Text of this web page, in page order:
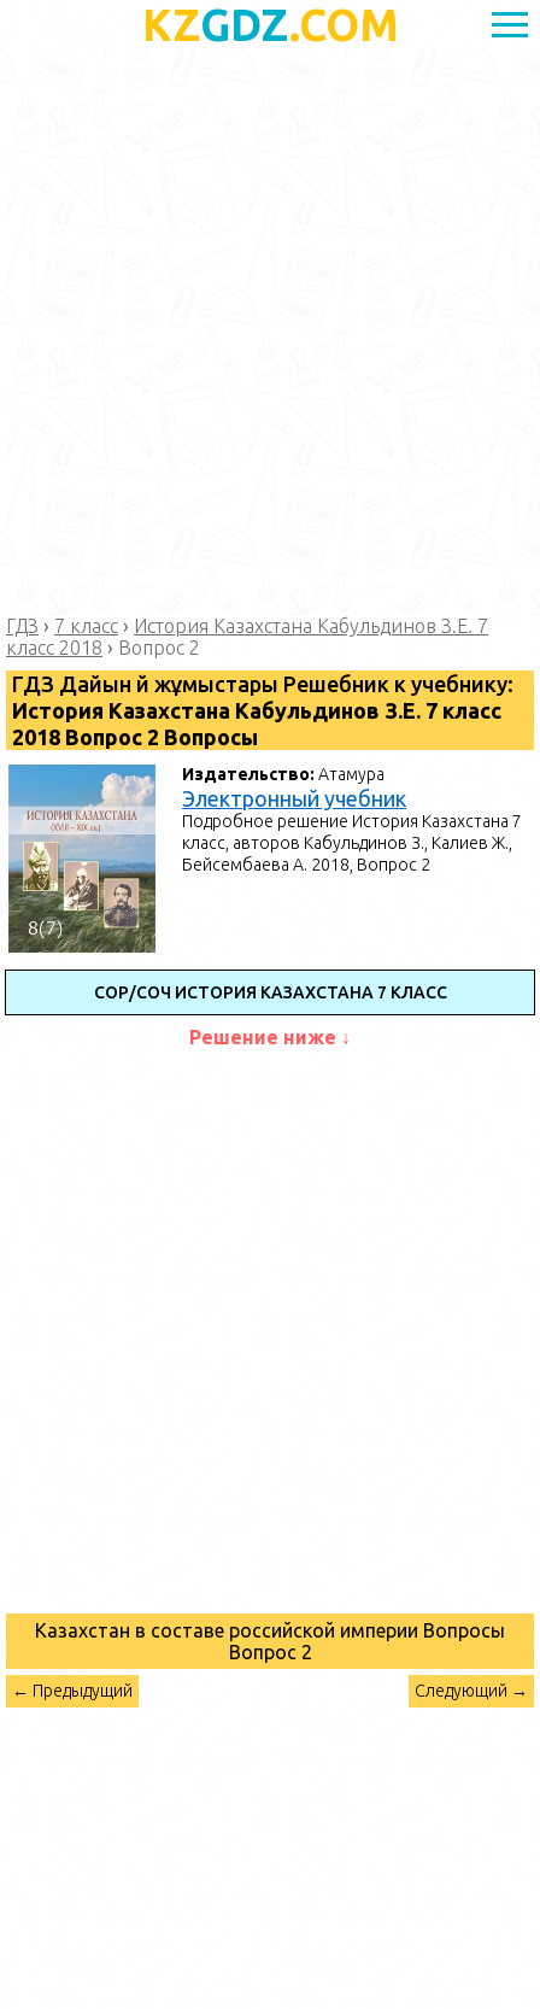
KZGDZ.COM
ГДЗ › 7 класс › История Казахстана Кабульдинов З.Е. 7
класс 2018 › Вопрос 2
ГДЗ Дайын үй жұмыстары Решебник к учебнику:
История Казахстана Кабульдинов З.Е. 7 класс
2018 Вопрос 2 Вопросы
Издательство:Атамура
Электронный учебник
Подробное решение История Казахстана 7
класс, авторов Кабульдинов З., Калиев Ж.,
Бейсембаева А. 2018, Вопрос 2
СОР/СОЧ ИСТОРИЯ КАЗАХСТАНА 7 КЛАСС
Решение ниже ↓
Казахстан в составе российской империи Вопросы
Вопрос 2
← Предыдущий Следующий →